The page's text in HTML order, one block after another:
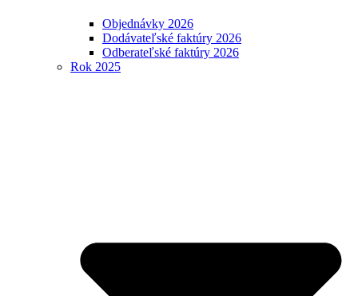
Objednávky 2026
Dodávateľské faktúry 2026
Odberateľské faktúry 2026
Rok 2025